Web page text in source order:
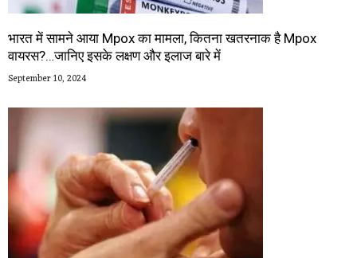
भारत में सामने आया Mpox का मामला, कितना खतरनाक है Mpox
वायरस?…जानिए इसके लक्षण और इलाज बारे में
September 10, 2024